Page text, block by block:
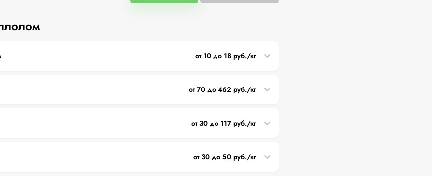
от 10 до 18 руб./кг
от 70 до 462 руб./кг
от 30 до 117 руб./кг
от 30 до 50 руб./кг